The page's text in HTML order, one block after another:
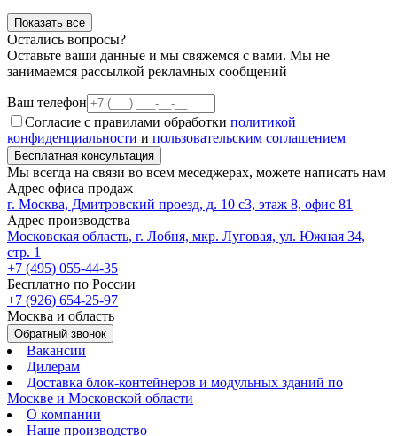
Показать все
Остались вопросы?
Оставьте ваши данные и мы свяжемся с вами. Мы не
занимаемся рассылкой рекламных сообщений
Ваш телефон
Согласие с правилами обработки политикой
конфиденциальности и пользовательским соглашением
Бесплатная консультация
Мы всегда на связи во всем меседжерах, можете написать нам
Адрес офиса продаж
г. Москва, Дмитровский проезд, д. 10 с3, этаж 8, офис 81
Адрес производства
Московская область, г. Лобня, мкр. Луговая, ул. Южная 34,
стр. 1
+7 (495) 055-44-35
Бесплатно по России
+7 (926) 654-25-97
Москва и область
Обратный звонок
Вакансии
Дилерам
Доставка блок-контейнеров и модульных зданий по
Москве и Московской области
О компании
Наше производство